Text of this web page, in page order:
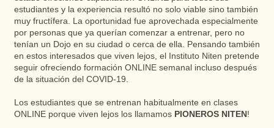
estudiantes y la experiencia resultó no solo viable sino también
muy fructífera. La oportunidad fue aprovechada especialmente
por personas que ya querían comenzar a entrenar, pero no
tenían un Dojo en su ciudad o cerca de ella. Pensando también
en estos interesados ​​que viven lejos, el Instituto Niten pretende
seguir ofreciendo formación ONLINE semanal incluso después
de la situación del COVID-19.
Los estudiantes que se entrenan habitualmente en clases
ONLINE porque viven lejos los llamamos PIONEROS NITEN!